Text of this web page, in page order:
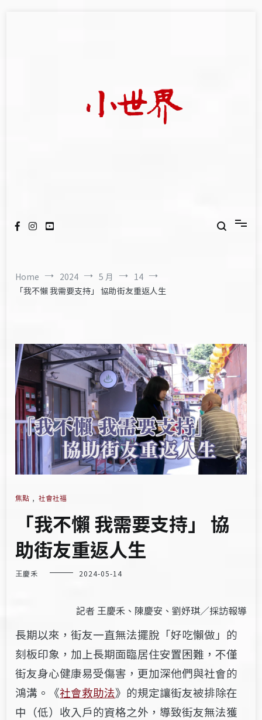
Home 2024 5 月
14
「我不懶 我需要支持」 協助街友重返人生
焦點 , 社會社福
「我不懶 我需要支持」 協
助街友重返人生
王慶禾 2024-05-14
記者 王慶禾、陳慶安、劉妤琪／採訪報導
長期以來，街友一直無法擺脫「好吃懶做」的
刻板印象，加上長期面臨居住安置困難，不僅
街友身心健康易受傷害，更加深他們與社會的
鴻溝。《社會救助法》的規定讓街友被排除在
中（低）收入戶的資格之外，導致街友無法獲